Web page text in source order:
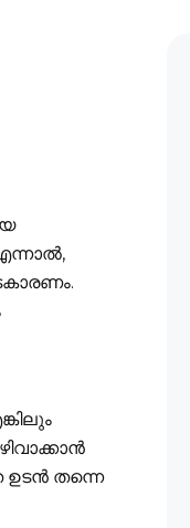
ഉടന്‍ തന്നെ